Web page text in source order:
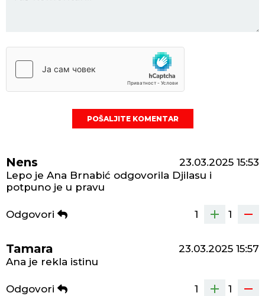
POŠALJITE KOMENTAR
Nens 23.03.2025 15:53
Lepo je Ana Brnabić odgovorila Djilasu i
potpuno je u pravu
Odgovori 1 1
Tamara 23.03.2025 15:57
Ana je rekla istinu
Odgovori 1 1